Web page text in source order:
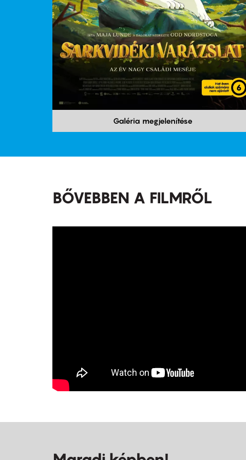
Galéria megjelenítése
BŐVEBBEN A FILMRŐL